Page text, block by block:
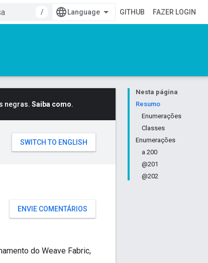
/
GITHUB FAZER LOGIN
Nesta página
Resumo
Enumerações
Classes
Enumerações
a 200
@201
@202
negras. Saiba como.
ENVIE COMENTÁRIOS
do Weave Fabric,